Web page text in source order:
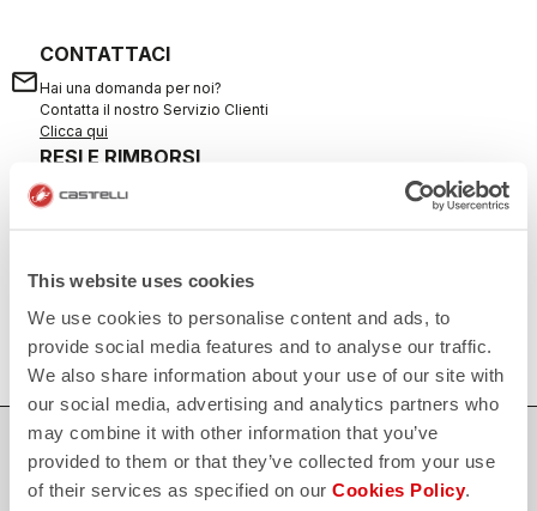
This website uses cookies
We use cookies to personalise content and ads, to
provide social media features and to analyse our traffic.
We also share information about your use of our site with
our social media, advertising and analytics partners who
may combine it with other information that you’ve
provided to them or that they’ve collected from your use
of their services as specified on our Cookies Policy.
email
CONTATTACI
Hai una domanda per noi?
Contatta il nostro Servizio Clienti
Clicca qui
replay
RESI E RIMBORSI
Reso dell'ordine garantito
entro 30 giorni dalla data di consegna
quiz
Nessun problema, abbiamo tutte le risposte!
Clicca qui
ACQUISTA IN SICUREZZA
Il supporto di cui hai bisogno, con la qualità Castelli in ogni